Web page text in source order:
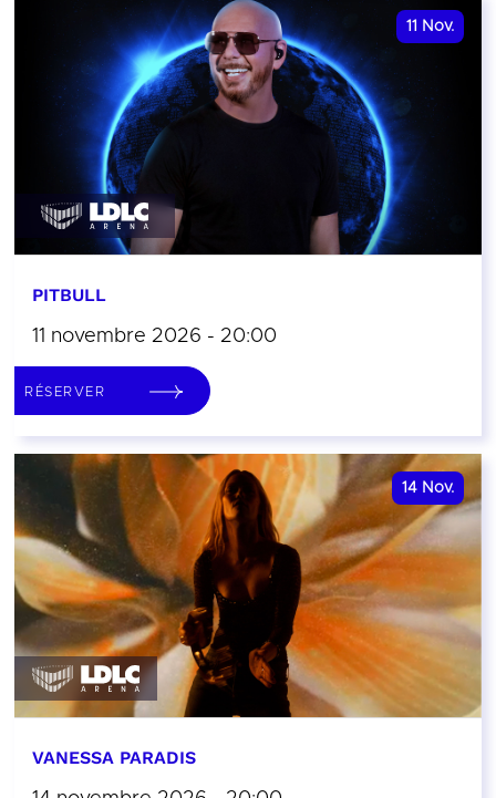
11 Nov.
PITBULL
11 novembre 2026 - 20:00
RÉSERVER
14 Nov.
VANESSA PARADIS